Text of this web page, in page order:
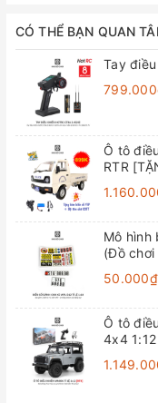
CÓ THỂ BẠN QUAN
Tay
Ô tô
RTR
Mô hình
(Đồ chơi
50.000₫
Ô tô
4x4 1:12